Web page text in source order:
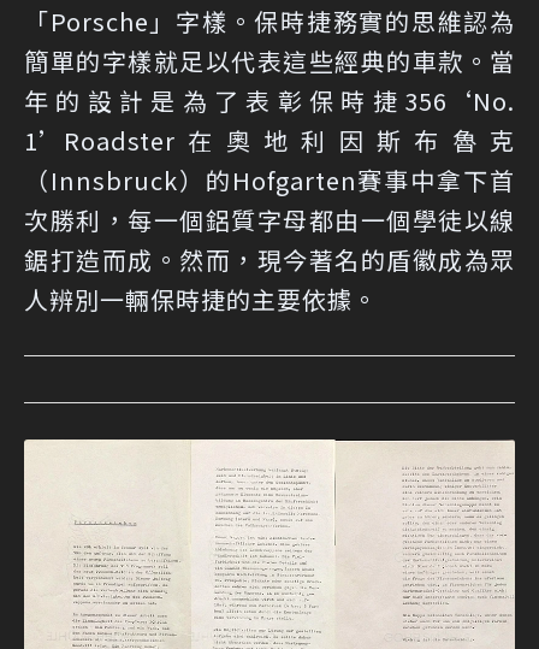
「Porsche」字樣。保時捷務實的思維認為
簡單的字樣就足以代表這些經典的車款。當
年的設計是為了表彰保時捷356‘No.
1’Roadster在奧地利因斯布魯克
（Innsbruck）的Hofgarten賽事中拿下首
次勝利，每一個鋁質字母都由一個學徒以線
鋸打造而成。然而，現今著名的盾徽成為眾
人辨別一輛保時捷的主要依據。